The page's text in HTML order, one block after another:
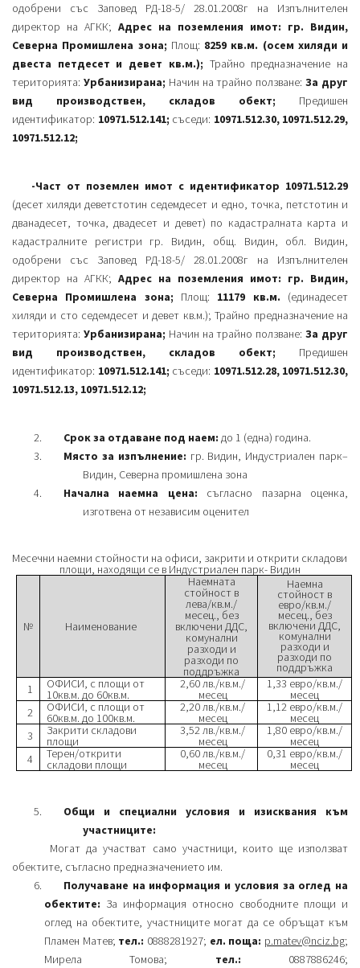
одобрени със Заповед РД-18-5/ 28.01.2008г на Изпълнителен
директор на АГКК; Адрес на поземления имот: гр. Видин,
Северна Промишлена зона; Площ: 8259 кв.м. (осем хиляди и
двеста петдесет и девет кв.м.); Трайно предназначение на
територията: Урбанизирана; Начин на трайно ползване: За друг
вид производствен, складов обект; Предишен
идентификатор: 10971.512.141; съседи: 10971.512.30, 10971.512.29,
10971.512.12;
-Част от поземлен имот с идентификатор 10971.512.29
(десет хиляди деветстотин седемдесет и едно, точка, петстотин и
дванадесет, точка, двадесет и девет) по кадастралната карта и
кадастралните регистри гр. Видин, общ. Видин, обл. Видин,
одобрени със Заповед РД-18-5/ 28.01.2008г на Изпълнителен
директор на АГКК; Адрес на поземления имот: гр. Видин,
Северна Промишлена зона; Площ: 11179 кв.м. (единадесет
хиляди и сто седемдесет и девет кв.м.); Трайно предназначение на
територията: Урбанизирана; Начин на трайно ползване: За друг
вид производствен, складов обект; Предишен
идентификатор: 10971.512.141; съседи: 10971.512.28, 10971.512.30,
10971.512.13, 10971.512.12;
Срок за отдаване под наем: до 1 (една) година.
Място за изпълнение: гр. Видин, Индустриален парк–
Видин, Северна промишлена зона
Начална наемна цена: съгласно пазарна оценка,
изготвена от независим оценител
Месечни наемни стойности на офиси, закрити и открити складови
площи, находящи се в Индустриален парк- Видин
№ Наименование
Наемната
стойност в
лева/кв.м./
месец., без
включени ДДС,
комунални
разходи и
разходи по
поддръжка
Наемна
стойност в
евро/кв.м./
месец., без
включени ДДС,
комунални
разходи и
разходи по
поддръжка
1
ОФИСИ, с площи от
10кв.м. до 60кв.м.
2,60 лв./кв.м./
месец
1,33 евро/кв.м./
месец
2
ОФИСИ, с площи от
60кв.м. до 100кв.м.
2,20 лв./кв.м./
месец
1,12 евро/кв.м./
месец
3
Закрити складови
площи
3,52 лв./кв.м./
месец
1,80 евро/кв.м./
месец
4
Терен/открити
складови площи
0,60 лв./кв.м./
месец
0,31 евро/кв.м./
месец
Общи и специални условия и изисквания към
участниците:
Могат да участват само участници, които ще използват
обектите, съгласно предназначението им.
Получаване на информация и условия за оглед на
обектите: За информация относно свободните площи и
оглед на обектите, участниците могат да се обръщат към
Пламен Матев; тел.: 0888281927; ел. поща: p.matev@nciz.bg;
Мирела Томова; тел.: 0887886246;